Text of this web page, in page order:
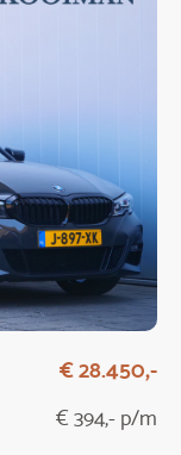
€ 28.450,-
€ 394,- p/m